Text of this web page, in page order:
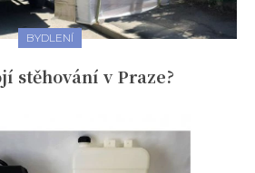
BYDLENÍ
stěhování v Praze?